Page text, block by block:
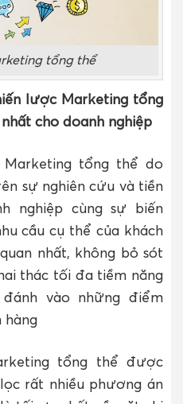
tổng thể
lược Marketing tổng
cho doanh nghiệp
tổng thể do
sự nghiên cứu và tiền
nghiệp cùng sự biến
cầu cụ thể của khách
nhất, không bỏ sót
thác tối đa tiềm năng
vào những điểm
hàng
tổng thể được
rất nhiều phương án